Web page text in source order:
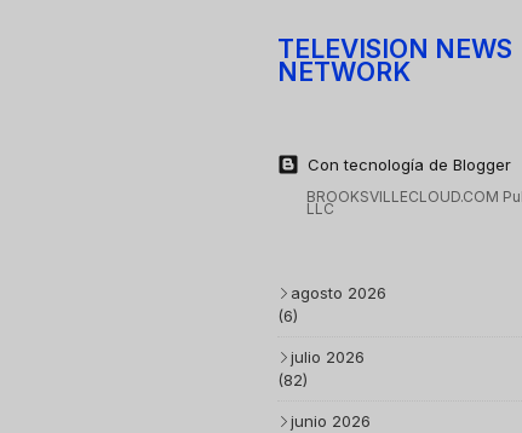
TELEVISION NEWS
NETWORK
Con tecnología de Blogger
BROOKSVILLECLOUD.COM
LLC
agosto 2026
(6)
julio 2026
(82)
junio 2026